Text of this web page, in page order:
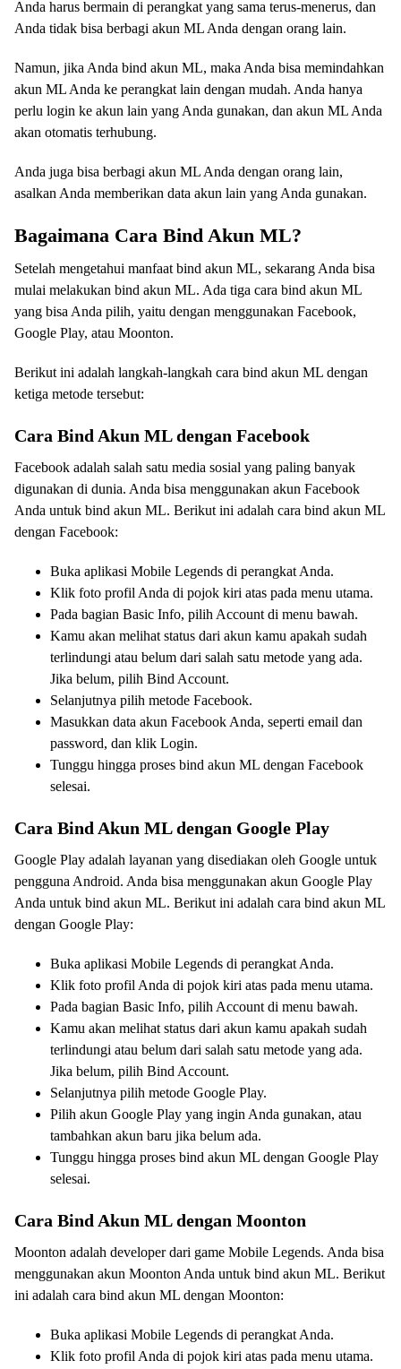
Anda harus bermain di perangkat yang sama terus-menerus, dan
Anda tidak bisa berbagi akun ML Anda dengan orang lain.
Namun, jika Anda bind akun ML, maka Anda bisa memindahkan
akun ML Anda ke perangkat lain dengan mudah. Anda hanya
perlu login ke akun lain yang Anda gunakan, dan akun ML Anda
akan otomatis terhubung.
Anda juga bisa berbagi akun ML Anda dengan orang lain,
asalkan Anda memberikan data akun lain yang Anda gunakan.
Bagaimana Cara Bind Akun ML?
Setelah mengetahui manfaat bind akun ML, sekarang Anda bisa
mulai melakukan bind akun ML. Ada tiga cara bind akun ML
yang bisa Anda pilih, yaitu dengan menggunakan Facebook,
Google Play, atau Moonton.
Berikut ini adalah langkah-langkah cara bind akun ML dengan
ketiga metode tersebut:
Cara Bind Akun ML dengan Facebook
Facebook adalah salah satu media sosial yang paling banyak
digunakan di dunia. Anda bisa menggunakan akun Facebook
Anda untuk bind akun ML. Berikut ini adalah cara bind akun ML
dengan Facebook:
Buka aplikasi Mobile Legends di perangkat Anda.
Klik foto profil Anda di pojok kiri atas pada menu utama.
Pada bagian Basic Info, pilih Account di menu bawah.
Kamu akan melihat status dari akun kamu apakah sudah
terlindungi atau belum dari salah satu metode yang ada.
Jika belum, pilih Bind Account.
Selanjutnya pilih metode Facebook.
Masukkan data akun Facebook Anda, seperti email dan
password, dan klik Login.
Tunggu hingga proses bind akun ML dengan Facebook
selesai.
Cara Bind Akun ML dengan Google Play
Google Play adalah layanan yang disediakan oleh Google untuk
pengguna Android. Anda bisa menggunakan akun Google Play
Anda untuk bind akun ML. Berikut ini adalah cara bind akun ML
dengan Google Play:
Buka aplikasi Mobile Legends di perangkat Anda.
Klik foto profil Anda di pojok kiri atas pada menu utama.
Pada bagian Basic Info, pilih Account di menu bawah.
Kamu akan melihat status dari akun kamu apakah sudah
terlindungi atau belum dari salah satu metode yang ada.
Jika belum, pilih Bind Account.
Selanjutnya pilih metode Google Play.
Pilih akun Google Play yang ingin Anda gunakan, atau
tambahkan akun baru jika belum ada.
Tunggu hingga proses bind akun ML dengan Google Play
selesai.
Cara Bind Akun ML dengan Moonton
Moonton adalah developer dari game Mobile Legends. Anda bisa
menggunakan akun Moonton Anda untuk bind akun ML. Berikut
ini adalah cara bind akun ML dengan Moonton:
Buka aplikasi Mobile Legends di perangkat Anda.
Klik foto profil Anda di pojok kiri atas pada menu utama.